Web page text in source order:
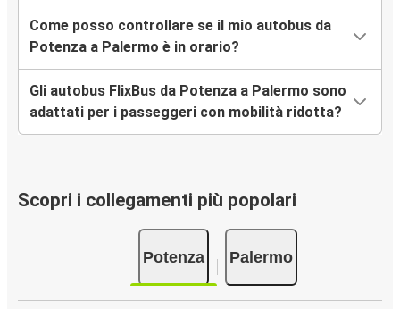
Come posso controllare se il mio autobus da
Potenza a Palermo è in orario?
Gli autobus FlixBus da Potenza a Palermo sono
adattati per i passeggeri con mobilità ridotta?
Scopri i collegamenti più popolari
Potenza Palermo